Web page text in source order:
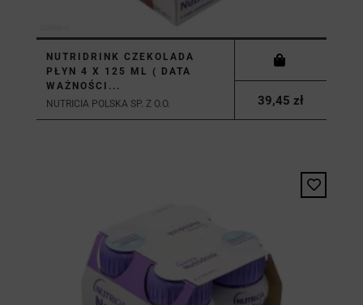
NUTRIDRINK CZEKOLADA
PŁYN 4 X 125 ML ( DATA
WAŻNOŚCI...
NUTRICIA POLSKA SP. Z O.O.
39,45 zł